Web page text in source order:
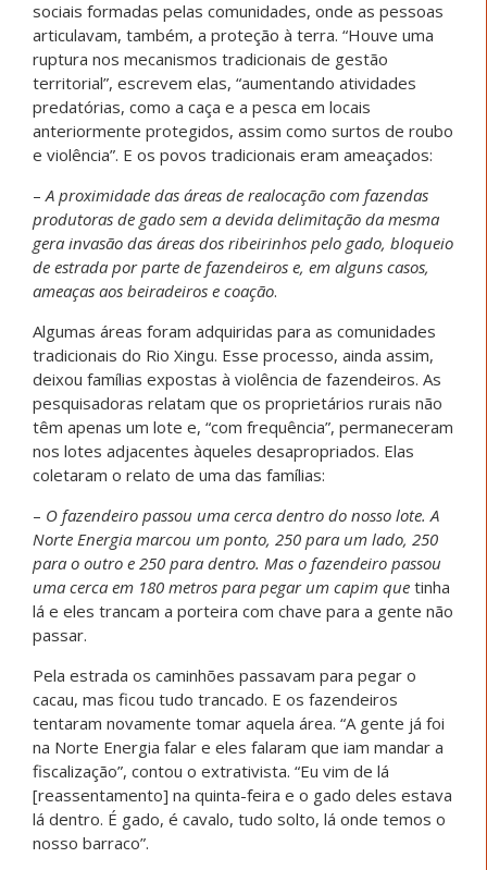
sociais formadas pelas comunidades, onde as pessoas
articulavam, também, a proteção à terra. “Houve uma
ruptura nos mecanismos tradicionais de gestão
territorial”, escrevem elas, “aumentando atividades
predatórias, como a caça e a pesca em locais
anteriormente protegidos, assim como surtos de roubo
e violência”. E os povos tradicionais eram ameaçados:
– A proximidade das áreas de realocação com fazendas
produtoras de gado sem a devida delimitação da mesma
gera invasão das áreas dos ribeirinhos pelo gado, bloqueio
de estrada por parte de fazendeiros e, em alguns casos,
ameaças aos beiradeiros e coação.
Algumas áreas foram adquiridas para as comunidades
tradicionais do Rio Xingu. Esse processo, ainda assim,
deixou famílias expostas à violência de fazendeiros. As
pesquisadoras relatam que os proprietários rurais não
têm apenas um lote e, “com frequência”, permaneceram
nos lotes adjacentes àqueles desapropriados. Elas
coletaram o relato de uma das famílias:
– O fazendeiro passou uma cerca dentro do nosso lote. A
Norte Energia marcou um ponto, 250 para um lado, 250
para o outro e 250 para dentro. Mas o fazendeiro passou
uma cerca em 180 metros para pegar um capim que tinha
lá e eles trancam a porteira com chave para a gente não
passar.
Pela estrada os caminhões passavam para pegar o
cacau, mas ficou tudo trancado. E os fazendeiros
tentaram novamente tomar aquela área. “A gente já foi
na Norte Energia falar e eles falaram que iam mandar a
fiscalização”, contou o extrativista. “Eu vim de lá
[reassentamento] na quinta-feira e o gado deles estava
lá dentro. É gado, é cavalo, tudo solto, lá onde temos o
nosso barraco”.